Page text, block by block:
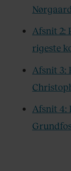
Nørgaard
Afsnit 2:
rigeste
Afsnit 3:
Afsnit 4: